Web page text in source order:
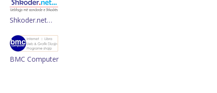
Shkoder.net…
BMC Computer